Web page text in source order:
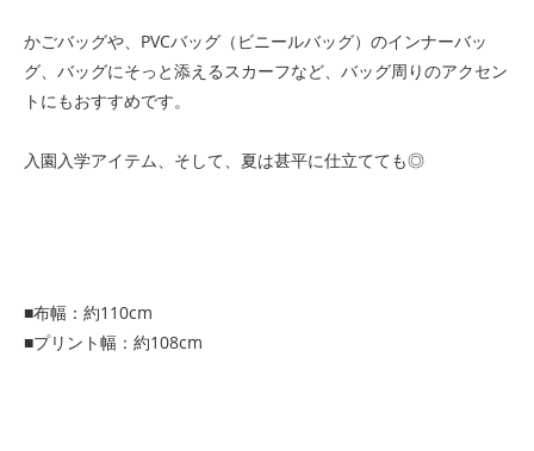
かごバッグや、PVCバッグ（ビニールバッグ）のインナーバッ
グ、バッグにそっと添えるスカーフなど、バッグ周りのアクセン
トにもおすすめです。
入園入学アイテム、そして、夏は甚平に仕立てても◎
■布幅：約110cm
■プリント幅：約108cm